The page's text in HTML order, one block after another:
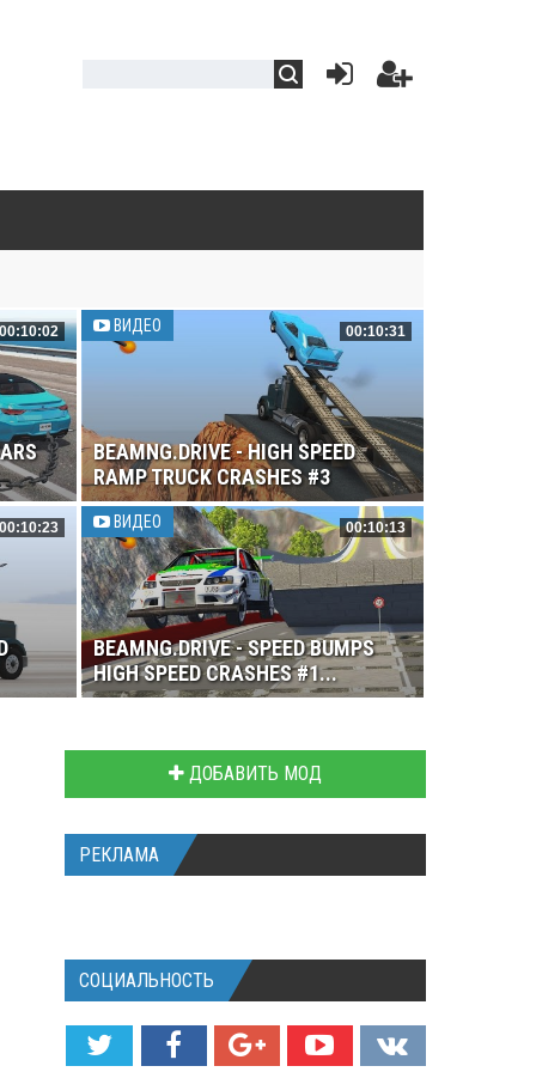
00:10:02 ВИДЕО 00:10:31
BEAMNG.DRIVE - HIGH SPEED
RAMP TRUCK CRASHES #3
00:10:23 ВИДЕО 00:10:13
BEAMNG.DRIVE - SPEED BUMPS
HIGH SPEED CRASHES #1...
ДОБАВИТЬ МОД
РЕКЛАМА
СОЦИАЛЬНОСТЬ